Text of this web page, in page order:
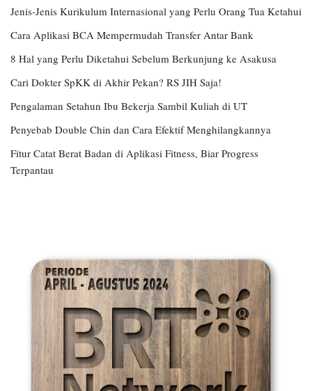
Jenis-Jenis Kurikulum Internasional yang Perlu Orang Tua Ketahui
Cara Aplikasi BCA Mempermudah Transfer Antar Bank
8 Hal yang Perlu Diketahui Sebelum Berkunjung ke Asakusa
Cari Dokter SpKK di Akhir Pekan? RS JIH Saja!
Pengalaman Setahun Ibu Bekerja Sambil Kuliah di UT
Penyebab Double Chin dan Cara Efektif Menghilangkannya
Fitur Catat Berat Badan di Aplikasi Fitness, Biar Progress
Terpantau